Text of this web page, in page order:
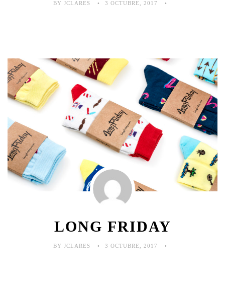
BY JCLARES 3 OCTUBRE, 2017
LONG FRIDAY
BY JCLARES 3 OCTUBRE, 2017